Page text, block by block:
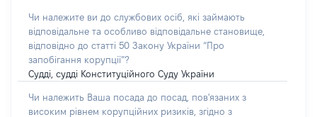
Чи належите ви до службових осіб, які займають
відповідальне та особливо відповідальне становище,
відповідно до статті 50 Закону України “Про
запобігання корупції”?
Судді, судді Конституційного Суду України
Чи належить Ваша посада до посад, пов'язаних з
високим рівнем корупційних ризиків, згідно з